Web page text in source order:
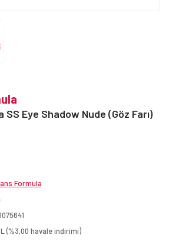
Eye Shadow Nude (Göz Farı)
Formula
(%3,00 havale indirimi)